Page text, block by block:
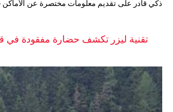
ذكي قادر على تقديم معلومات مختصرة عن الأماكن
تقنية ليزر تكشف حضارة مفقودة في